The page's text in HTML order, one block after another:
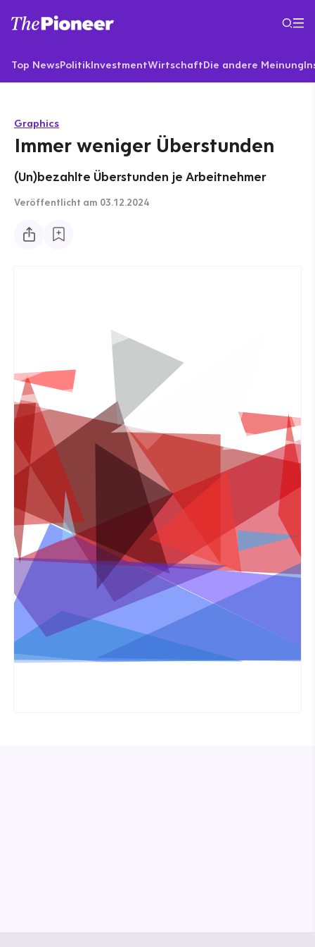
Top NewsPolitikInvestmentWirtschaftDie andere Meinung
Graphics
Immer weniger Überstunden
(Un)bezahlte Überstunden je Arbeitnehmer
Veröffentlicht am 03.12.2024